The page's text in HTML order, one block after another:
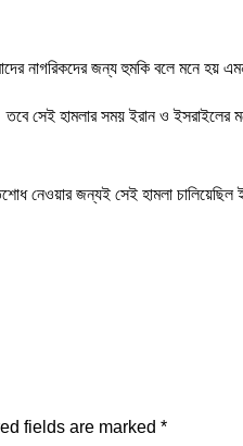
নাগরিকদের জন্য হুমকি বলে মনে
তবে সেই হামলার সময় ইরান ও
নেওয়ার জন্যই সেই হামলা
fields are marked *